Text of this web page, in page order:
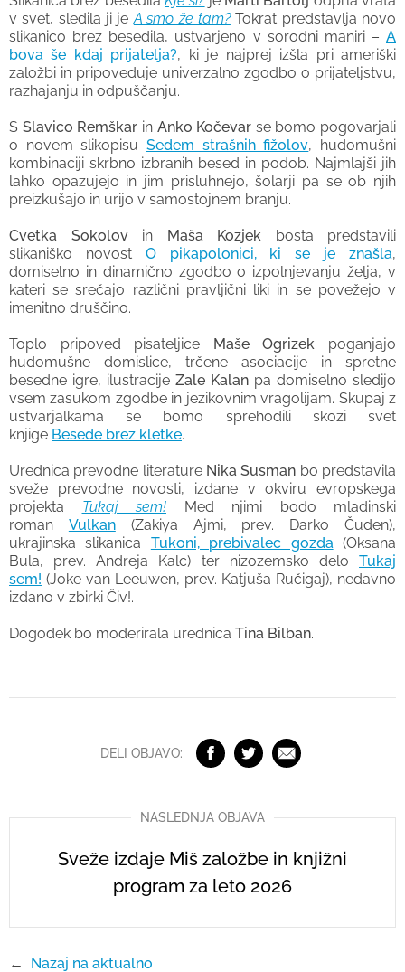
v svet, sledila ji jeA smo že tam?Tokrat predstavlja novo
slikanico brez besedila, ustvarjeno v sorodni maniri – A
bova še kdaj prijatelja?, ki je najprej izšla pri ameriški
založbi in pripoveduje univerzalno zgodbo o prijateljstvu,
razhajanju in odpuščanju.
S Slavico Remškar inAnko Kočevar se bomo pogovarjali
o novem slikopisu Sedem strašnih fižolov, hudomušni
kombinaciji skrbno izbranih besed in podob. Najmlajši jih
lahko opazujejo in jim prisluhnejo, šolarji pa se ob njih
preizkušajo in urijo v samostojnem branju.
Cvetka Sokolov in Maša Kozjek bosta predstavili
slikaniško novost O pikapolonici, ki se je znašla,
domiselno in dinamično zgodbo o izpolnjevanju želja, v
kateri se srečajo različni pravljični liki in se povežejo v
imenitno druščino.
Toplo pripoved pisateljice Maše Ogrizek poganjajo
hudomušne domislice, trčene asociacije in spretne
besedne igre, ilustracije Zale Kalan pa domiselno sledijo
vsem zasukom zgodbe in jezikovnim vragolijam. Skupaj z
ustvarjalkama se bomo sprehodili skozi svet
knjige Besede brez kletke.
Urednica prevodne literature Nika Susman bo predstavila
sveže prevodne novosti, izdane v okviru evropskega
projekta Tukaj sem! Med njimi bodo mladinski
roman Vulkan(Zakiya Ajmi, prev. Darko Čuden),
ukrajinska slikanica Tukoni, prebivalec gozda (Oksana
Bula, prev. Andreja Kalc) ter nizozemsko delo Tukaj
sem! (Joke van Leeuwen, prev. Katjuša Ručigaj), nedavno
izdano v zbirki Čiv!.
Dogodek bo moderirala urednica Tina Bilban.
DELI OBJAVO:
NASLEDNJA OBJAVA
Sveže izdaje Miš založbe in knjižni
program za leto 2026
← Nazaj na aktualno